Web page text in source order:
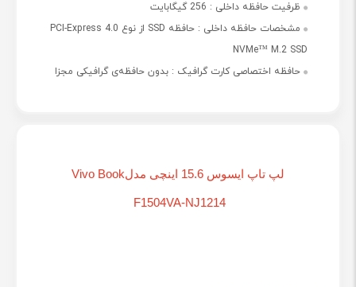
ظرفیت حافظه داخلی : 256 گیگابایت
مشخصات حافظه داخلی :
حافظه SSD از نوع PCI-Express 4.0
NVMe™ M.2 SSD
حافظه اختصاصی کارت گرافیک : بدون حافظه‌ی گرافیکی مجزا
لپ تاپ ایسوس 15.6 اینچی مدلVivo Book
F1504VA-NJ1214